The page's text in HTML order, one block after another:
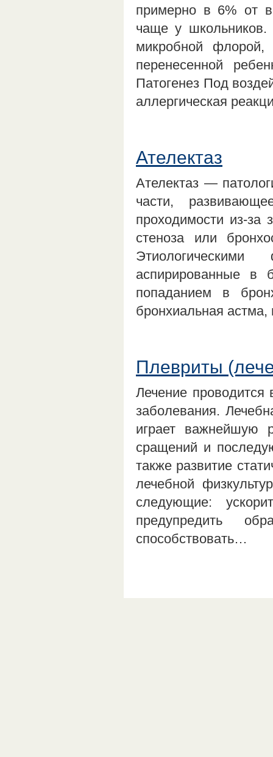
примерно в 6% от
чаще у школьников.
микробной флорой,
перенесенной
Патогенез Под
аллергическая
Ателектаз
Ателектаз —
части,
проходимости из-за
стеноза или
аспирированные в
попаданием в
бронхиальная
Плевриты
Лечение проводится
заболевания.
играет важнейшую
сращений и
также развитие
лечебной
следующие:
предупредить
способствовать…